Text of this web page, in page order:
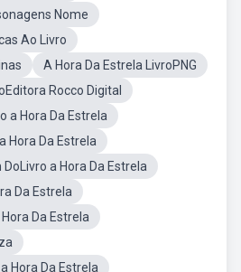
Nome
Ao Livro
A Hora Da Estrela LivroPNG
Rocco Digital
a Hora Da Estrela
Hora Da Estrela
a Hora Da Estrela
Da Estrela
Da Estrela
Hora Da Estrela